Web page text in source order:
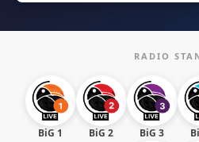
RADIO
BiG 1 BiG 2 BiG 3